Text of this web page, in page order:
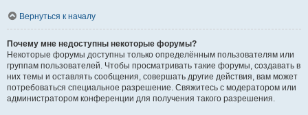
Вернуться к началу
Почему мне недоступны некоторые форумы?
Некоторые форумы доступны только определённым пользователям или
группам пользователей. Чтобы просматривать такие форумы, создавать в
них темы и оставлять сообщения, совершать другие действия, вам может
потребоваться специальное разрешение. Свяжитесь с модератором или
администратором конференции для получения такого разрешения.